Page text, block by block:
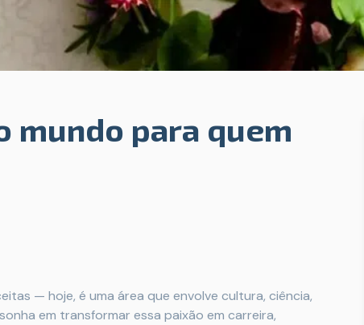
mundo para quem
— hoje, é uma área que envolve cultura, ciência,
em transformar essa paixão em carreira,